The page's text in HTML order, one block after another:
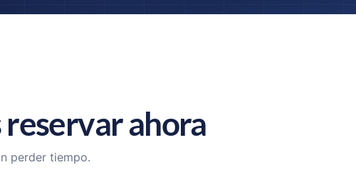
reservar ahora
perder tiempo.